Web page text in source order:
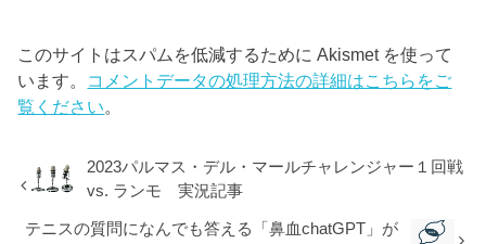
このサイトはスパムを低減するために Akismet を使って
います。 コメントデータの処理方法の詳細はこちらをご
覧ください。
2023パルマス・デル・マールチャレンジャー１回戦
vs. ランモ 実況記事
テニスの質問になんでも答える「鼻血chatGPT」が